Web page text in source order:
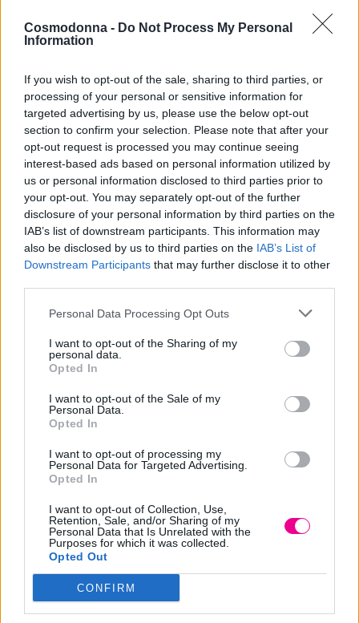
Cosmodonna - Do Not Process My Personal
Information
If you wish to opt-out of the sale, sharing to third parties, or
processing of your personal or sensitive information for
targeted advertising by us, please use the below opt-out
section to confirm your selection. Please note that after your
opt-out request is processed you may continue seeing
interest-based ads based on personal information utilized by
us or personal information disclosed to third parties prior to
your opt-out. You may separately opt-out of the further
disclosure of your personal information by third parties on the
IAB’s list of downstream participants. This information may
also be disclosed by us to third parties on the IAB’s List of
Downstream Participants that may further disclose it to other
Personal Data Processing Opt Outs
I want to opt-out of the Sharing of my
personal data.
Opted In
I want to opt-out of the Sale of my
Personal Data.
Opted In
I want to opt-out of processing my
Personal Data for Targeted Advertising.
Opted In
I want to opt-out of Collection, Use,
Retention, Sale, and/or Sharing of my
Personal Data that Is Unrelated with the
Purposes for which it was collected.
Opted Out
CONFIRM
(+/- Μπορεί να περιέχει) :
15 -Wood
OCTYLDODECYL STEAROYL STEARATE, C10-18
TRIGLYCERIDES, COPERNICIA CERIFERA, CERA, MYRISTYL
LACTATE, HYDROGENATED VEGETABLE OIL, RHUS
SUCCEDANEA FRUIT CERA, CANDELILLA CERA, SUCROSE
ACETATE ISOBUTYRATE, NYLON-12, OLUS OIL, CERA ALBA,
SILICA, SORBIC ACID, TOCOPHERYL ACETATE
(+/- Μπορεί να περιέχει) :
CI 77499, CI 77491, CI 77492, CI 77891
OCTYLDODECYL STEAROYL STEARATE, MICA, C10-18
TRIGLYCERIDES, MYRISTYL LACTATE, HYDROGENATED
VEGETABLE OIL, COPERNICIA CERIFERA CERA, OLUS OIL,
CANDELILLA CERA, RHUS SUCCEDANEA FRUIT CERA,
SUCROSE ACETATE ISOBUTYRATE, NYLON-12, CERA ALBA,
SILICA, SORBIC ACID, TOCOPHERYL ACETATE
CI 77891, CI 42090
17- Baroque Gold
OCTYLDODECYLSTEAROYLSTEARATE, C10-18 TRIGLYCERIDES,
MICA, MYRISTYL LACTATE, HYDROGENATED VEGETABLE OIL,
COPERNICIA CERIFERA CERA, OLUS OIL, CANDELILLA CERA,